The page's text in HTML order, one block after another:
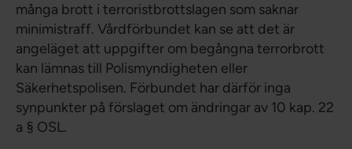
många brott i terroristbrottslagen som saknar
minimistraff. Vårdförbundet kan se att det är
angeläget att uppgifter om begångna terrorbrott
kan lämnas till Polismyndigheten eller
Säkerhetspolisen. Förbundet har därför inga
synpunkter på förslaget om ändringar av 10 kap. 22
a § OSL.